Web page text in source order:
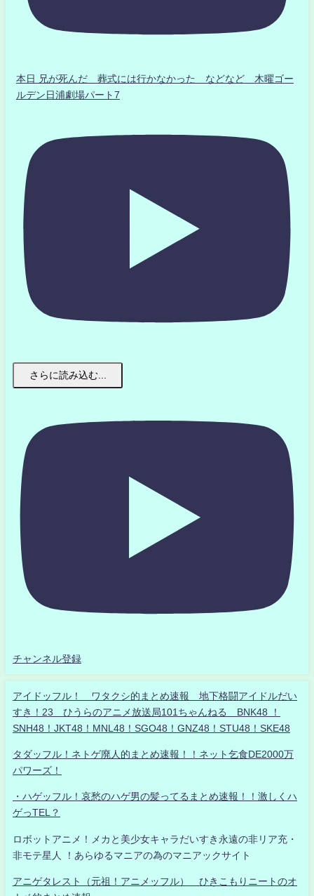
本日 兄が死んだ 葬式には行かなかった などなど 木曜ゴー
ルデン日浦劇場パート7
さらに読み込む...
チャンネル登録
アイドッフル！ ワタクシ的まとめ速報 地下格闘アイドルだい
すき！23 ひうらのアニメ放送局101ちゃんねる BNK48 ！
SNH48！JKT48！MNL48！SGO48！GNZ48！STU48！SKE48
タダッフル！ネトゲ廃人的まとめ速報！！ネット乞食DE2000万
パワーズ！
・ハゲッフル！哀愁のハゲ男の髪ってるまとめ速報！！激しくハ
ゲっTEL？
ロボットアニメ！メカと美少女キャラだいすき永遠の非リア充・
非モテ星人 ！あらゆるマニアの為のマニアックサイト
アニゲタレスト（元祖！アニメッフル） ひきこもりニートのオ